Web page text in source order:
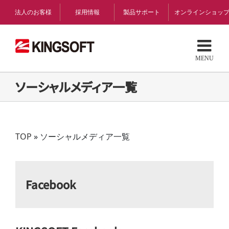
法人のお客様 採用情報 製品サポート オンラインショップ
ソーシャルメディア一覧
TOP » ソーシャルメディア一覧
Facebook